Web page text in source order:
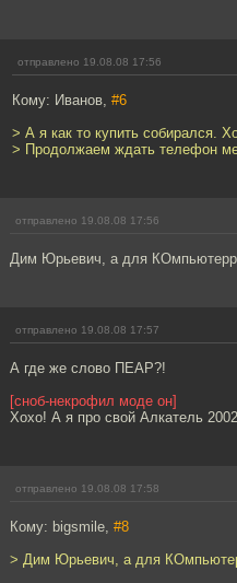
отправлено 19.08.08 17:56
Кому: Иванов, #6
> А я как то купить собирался.
> Продолжаем ждать телефон
отправлено 19.08.08 17:56
Дим Юрьевич, а для
отправлено 19.08.08 17:57
А где же слово ПЕАР?!
[сноб-некрофил моде он]
Хохо! А я про свой Алкатель
отправлено 19.08.08 17:58
Кому: bigsmile, #8
> Дим Юрьевич, а для